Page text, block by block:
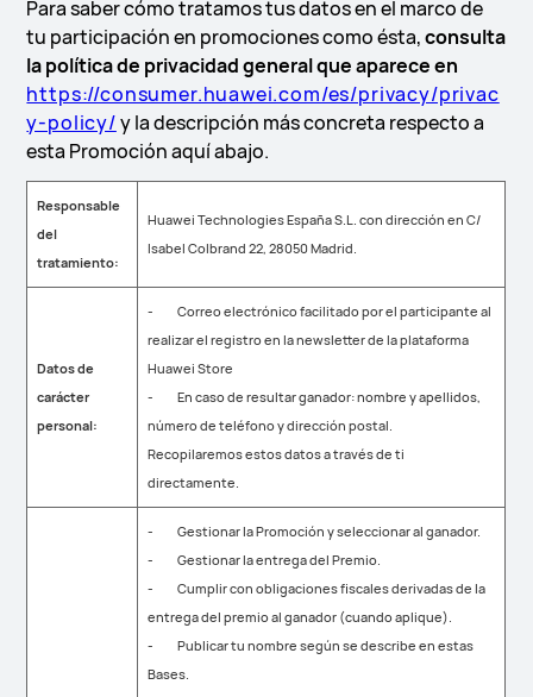
Para saber cómo tratamos tus datos en el marco de
tu participación en promociones como ésta,consulta
la política de privacidad general que aparece en
https://consumer.huawei.com/es/privacy/privac
y-policy/y la descripción más concreta respecto a
esta Promoción aquí abajo.
Responsable
del
tratamiento:
Huawei Technologies España S.L. con dirección en C/
Isabel Colbrand 22, 28050 Madrid.
Datos de
carácter
personal:
- Correo electrónico facilitado por el participante al
realizar el registro en la newsletter de la plataforma
Huawei Store
- En caso de resultar ganador: nombre y apellidos,
número de teléfono y dirección postal.
Recopilaremos estos datos a través de ti
directamente.
- Gestionar la Promoción y seleccionar al ganador.
- Gestionar la entrega del Premio.
- Cumplir con obligaciones fiscales derivadas de la
entrega del premio al ganador (cuando aplique).
- Publicar tu nombre según se describe en estas
Bases.